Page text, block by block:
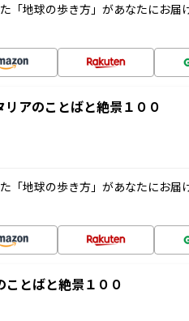
「地球の歩き方」があなたにお届
アのことばと絶景１００
「地球の歩き方」があなたにお届
とばと絶景１００